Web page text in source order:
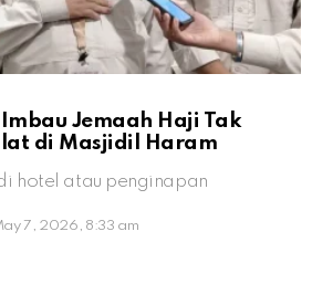
Jemaah Haji Tak
di Masjidil Haram
hotel atau penginapan
7, 2026, 8:33 am